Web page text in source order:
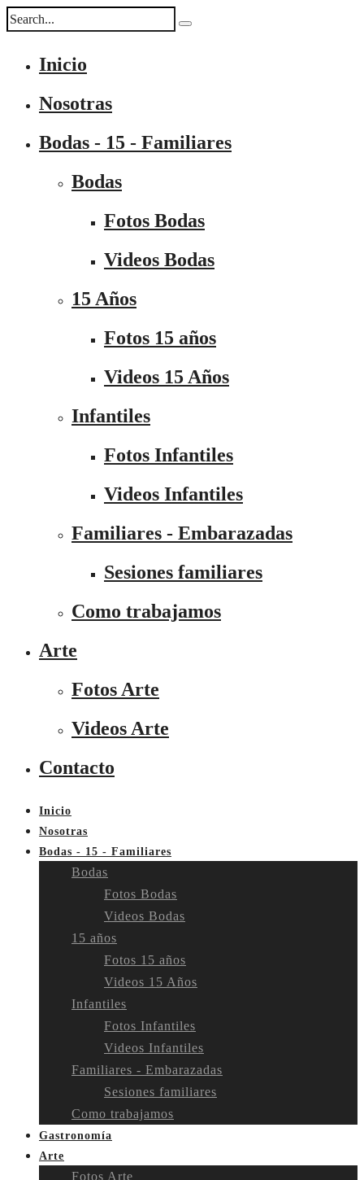
Inicio
Nosotras
Bodas - 15 - Familiares
Bodas
Fotos Bodas
Videos Bodas
15 Años
Fotos 15 años
Videos 15 Años
Infantiles
Fotos Infantiles
Videos Infantiles
Familiares - Embarazadas
Sesiones familiares
Como trabajamos
Arte
Fotos Arte
Videos Arte
Contacto
Inicio
Nosotras
Bodas - 15 - Familiares
Bodas
Fotos Bodas
Videos Bodas
15 años
Fotos 15 años
Videos 15 Años
Infantiles
Fotos Infantiles
Videos Infantiles
Familiares - Embarazadas
Sesiones familiares
Como trabajamos
Gastronomía
Arte
Fotos Arte